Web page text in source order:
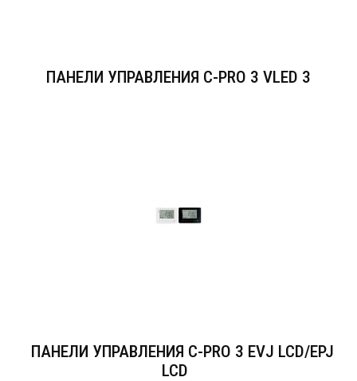
ПАНЕЛИ УПРАВЛЕНИЯ C-PRO 3 VLED 3
ПАНЕЛИ УПРАВЛЕНИЯ C-PRO 3 EVJ LCD/EPJ
LCD